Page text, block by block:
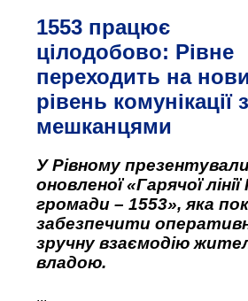
1553 працює
цілодобово: Рівне
переходить на
рівень комунікації з
мешканцями
У Рівному
оновленої «Гарячої лінії
громади – 1553», яка
забезпечити
зручну взаємодію
владою.
...